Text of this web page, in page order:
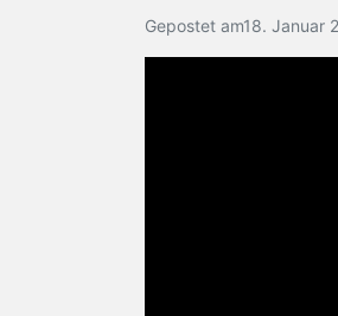
Gepostet am18. Januar